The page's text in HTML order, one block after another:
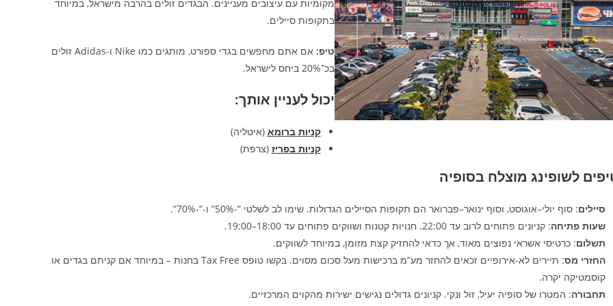
מקומיות עם עיצובים מעניינים. הבגדים זולים בהרבה מישראל, במיוחד
בתקופות סיילים.
טיפ:
אם אתם מחפשים בגדי ספורט, מותגים כמו Nike ו-Adidas זולים
בכ־20% ביחס לישראל.
יכול לעניין אותך:
קניות ברומא (איטליה)
קניות בפריז (צרפת)
לשופינג מוצלח בסופיה
סיילים: סוף יולי–אוגוסט, וסוף ינואר–פברואר הם תקופות הסיילים הגדולות. שימו לב לשלטי “-50%” ו-“-70%”.
שעות פתיחה: קניונים פתוחים לרוב עד 22:00. חנויות קטנות ושווקים פתוחים עד 18:00–19:00.
תשלום: כרטיסי אשראי נפוצים מאוד, אך כדאי להחזיק קצת מזומן, במיוחד לשווקים.
החזרי מס
: תיירים לא-אירופיים זכאים להחזר מע”מ ברכישות מעל סכום מסוים. בקשו טופס Tax Free בחנות – במיוחד אם קניתם בגדים או
קוסמטיקה יקרה.
תחבורה: המטרו של סופיה יעיל, זול ונקי. קניונים גדולים נגישים ישירות מהקוים המרכזיים.